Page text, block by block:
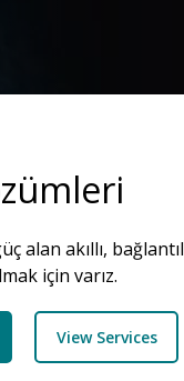
alan akıllı,
için varız.
View Services